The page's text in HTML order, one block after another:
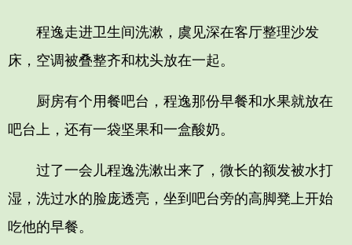
程逸走进卫生间洗漱，虞见深在客厅整理沙发
床，空调被叠整齐和枕头放在一起。
厨房有个用餐吧台，程逸那份早餐和水果就放在
吧台上，还有一袋坚果和一盒酸奶。
过了一会儿程逸洗漱出来了，微长的额发被水打
湿，洗过水的脸庞透亮，坐到吧台旁的高脚凳上开始
吃他的早餐。